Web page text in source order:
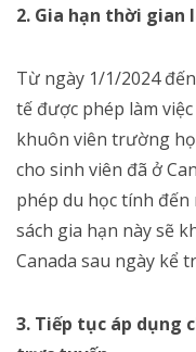
2. Gia hạn thời gian
Từ ngày 1/1/2024
tế được phép làm
khuôn viên trường
cho sinh viên đã ở
phép du học tính đến
sách gia hạn này sẽ
Canada sau ngày kể
3. Tiếp tục áp dụng